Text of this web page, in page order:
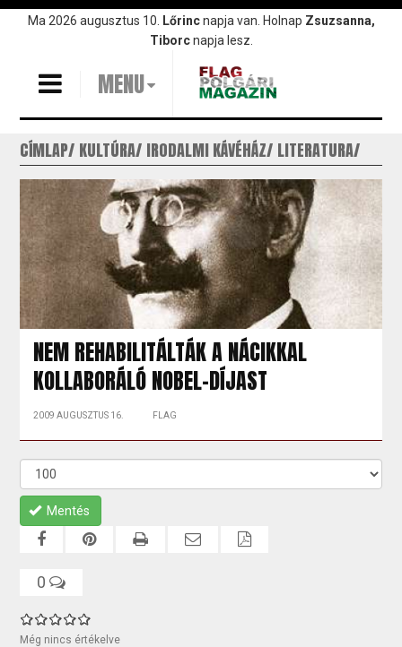
UgrásMa 2026 augusztus 10. Lőrincnapja van. Holnap Zsuzsanna,
Tiborcnapja lesz.
MENU
CÍMLAP KULTÚRA IRODALMI KÁVÉHÁZ LITERATURA
NEM REHABILITÁLTÁK A NÁCIKKAL
KOLLABORÁLÓ NOBEL-DÍJAST
2009 AUGUSZTUS 16. FLAG
Mentés
0
Még nincs értékelve